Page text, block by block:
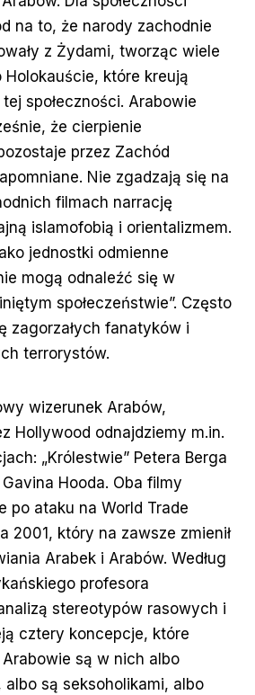
na to, że narody zachodnie
z Żydami, tworząc wiele
Holokauście, które kreują
społeczności. Arabowie
że cierpienie
przez Zachód
Nie zgadzają się na
filmach narrację
islamofobią i orientalizmem.
jednostki odmienne
mogą odnaleźć się w
społeczeństwie”. Często
zagorzałych fanatyków i
terrorystów.
wizerunek Arabów,
Hollywood odnajdziemy m.in.
„Królestwie” Petera Berga
Gavina Hooda. Oba filmy
po ataku na World Trade
2001, który na zawsze zmienił
Arabek i Arabów. Według
profesora
stereotypów rasowych i
cztery koncepcje, które
są w nich albo
są seksoholikami, albo